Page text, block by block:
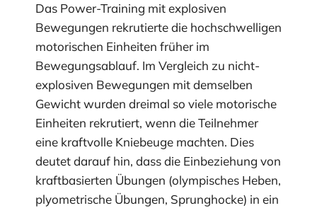
Das Power-Training mit explosiven
Bewegungen rekrutierte die hochschwelligen
motorischen Einheiten früher im
Bewegungsablauf. Im Vergleich zu nicht-
explosiven Bewegungen mit demselben
Gewicht wurden dreimal so viele motorische
Einheiten rekrutiert, wenn die Teilnehmer
eine kraftvolle Kniebeuge machten. Dies
deutet darauf hin, dass die Einbeziehung von
kraftbasierten Übungen (olympisches Heben,
plyometrische Übungen, Sprunghocke) in ein